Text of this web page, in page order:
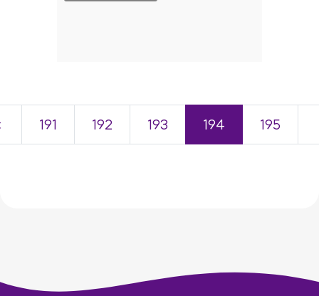
191 192 193 194 195